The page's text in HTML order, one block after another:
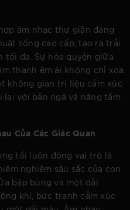
âm nhạc thư giãn đang
sống cao cấp, tạo ra trải
tối đa. Sự hòa quyện giữa
thanh êm ái không chỉ xoa
không gian trị liệu cảm xúc
lại với bản ngã và nâng tầm
Của Các Giác Quan
tối luôn đóng vai trò là
nghiệm sâu sắc của con
bập bùng và một dải
khí, bức tranh cảm xúc